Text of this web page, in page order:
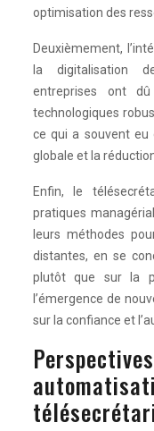
optimisation des
Deuxièmement,
la digitalisation
entreprises ont
technologiques
ce qui a souvent eu
globale et la
Enfin, le
pratiques
leurs méthodes
distantes, en se
plutôt que sur la
l’émergence de
sur la confiance et